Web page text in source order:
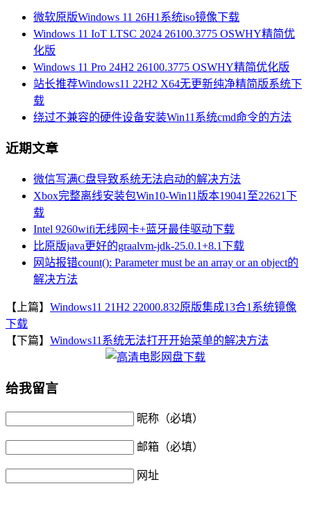
微软原版Windows 11 26H1系统iso镜像下载
Windows 11 IoT LTSC 2024 26100.3775 OSWHY精简优
化版
Windows 11 Pro 24H2 26100.3775 OSWHY精简优化版
站长推荐Windows11 22H2 X64无更新纯净精简版系统下
载
绕过不兼容的硬件设备安装Win11系统cmd命令的方法
近期文章
微信写满C盘导致系统无法启动的解决方法
Xbox完整离线安装包Win10-Win11版本19041至22621下
载
Intel 9260wifi无线网卡+蓝牙最佳驱动下载
比原版java更好的graalvm-jdk-25.0.1+8.1下载
网站报错count(): Parameter must be an array or an object的
解决方法
【上篇】 Windows11 21H2 22000.832原版集成13合1系统镜像
下载
【下篇】 Windows11系统无法打开开始菜单的解决方法
给我留言
昵称（必填）
邮箱（必填）
网址